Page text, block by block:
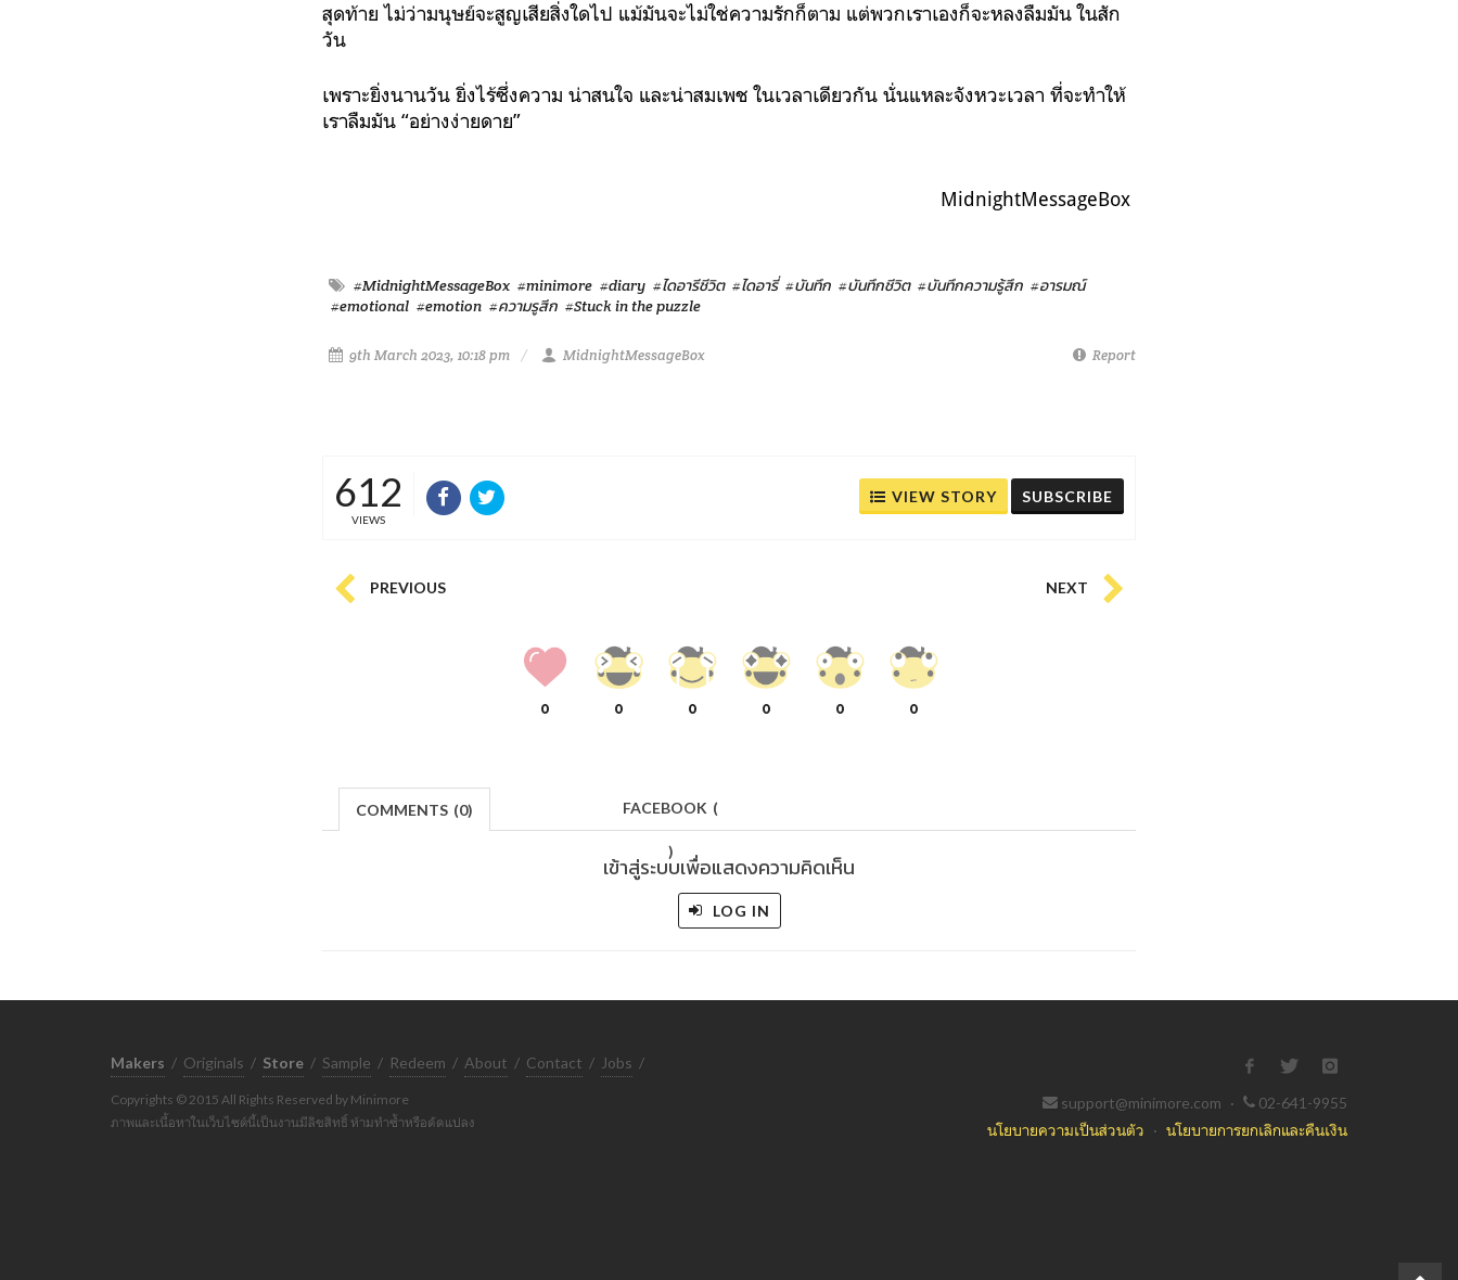
สุดท้าย ไม่ว่ามนุษย์จะสูญเสียสิ่งใดไป แม้มันจะไม่ใช่ความรักก็ตาม แต่พวกเราเองก็จะหลงลืมมัน ในสัก
วัน
เพราะยิ่งนานวัน ยิ่งไร้ซึ่งความ น่าสนใจ และน่าสมเพช ในเวลาเดียวกัน นั่นแหละจังหวะเวลา ที่จะทำให้
เราลืมมัน “อย่างง่ายดาย”
MidnightMessageBox
#MidnightMessageBox #minimore #diary #ไดอารีชีวิต #ไดอารี่ #บันทึก #บันทึกชีวิต #บันทึกความรู้สึก #อารมณ์
#emotional #emotion #ความรูสีก #Stuck in the puzzle
9th March 2023, 10:18 pm MidnightMessageBox Report
612
VIEWS
VIEW STORY SUBSCRIBE
PREVIOUS NEXT
0 0 0 0 0 0
COMMENTS (0) FACEBOOK (
)
เข้าสู่ระบบเพื่อแสดงความคิดเห็น
LOG IN
Makers / Originals / Store / Sample / Redeem / About / Contact / Jobs /
Copyrights © 2015 All Rights Reserved by Minimore
ภาพและเนื้อหาในเว็บไซต์นี้เป็นงานมีลิขสิทธิ์ ห้ามทำซ้ำหรือดัดแปลง
support@minimore.com ·
02-641-9955
นโยบายความเป็นส่วนตัว · นโยบายการยกเลิกและคืนเงิน